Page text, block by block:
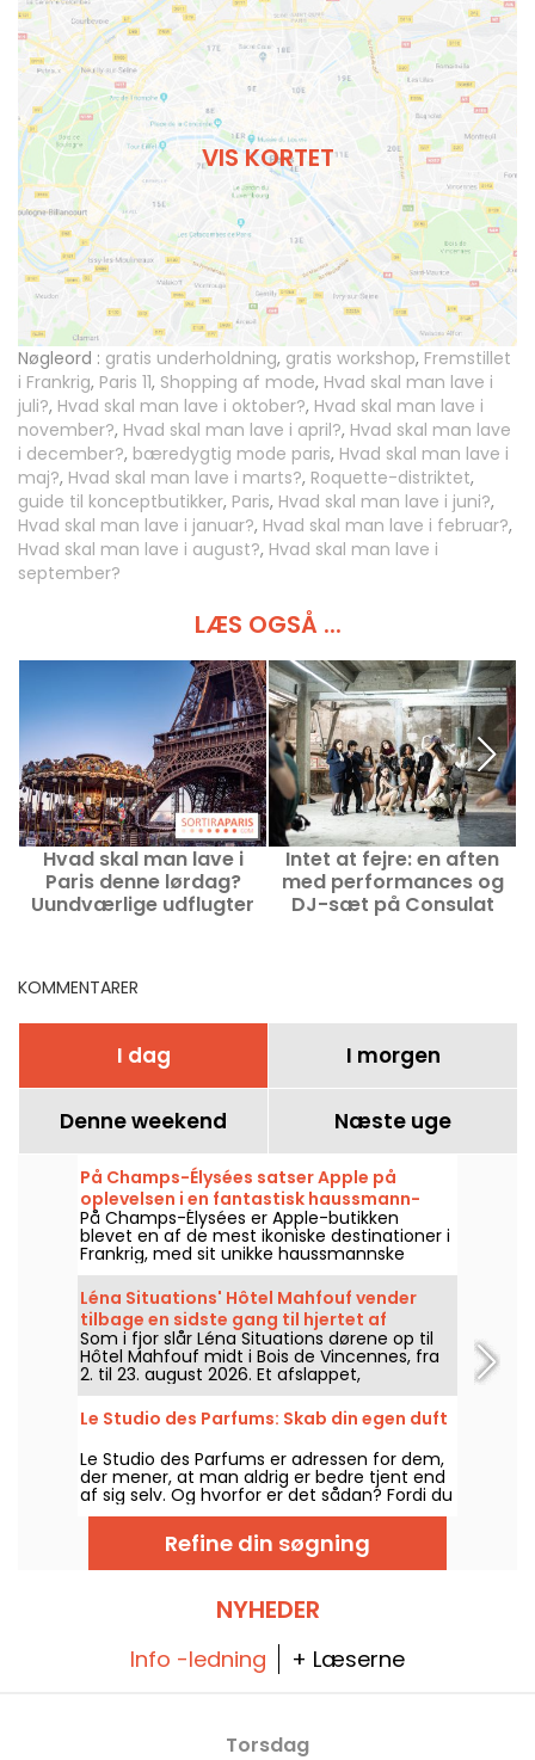
VIS KORTET
Nøgleord : gratis underholdning, gratis workshop, Fremstillet
i Frankrig, Paris 11, Shopping af mode, Hvad skal man lave i
juli?, Hvad skal man lave i oktober?, Hvad skal man lave i
november?, Hvad skal man lave i april?, Hvad skal man lave
i december?, bæredygtig mode paris, Hvad skal man lave i
maj?, Hvad skal man lave i marts?, Roquette-distriktet,
guide til konceptbutikker, Paris, Hvad skal man lave i juni?,
Hvad skal man lave i januar?, Hvad skal man lave i februar?,
Hvad skal man lave i august?, Hvad skal man lave i
september?
LÆS OGSÅ ...
Hvad skal man lave i
Paris denne lørdag?
Uundværlige udflugter
Intet at fejre: en aften
med performances og
DJ-sæt på Consulat
KOMMENTARER
I dag I morgen
Denne weekend Næste uge
På Champs-Élysées satser Apple på
oplevelsen i en fantastisk haussmann-
arkitektonisk ramme
På Champs-Élysées er Apple-butikken
blevet en af de mest ikoniske destinationer i
Frankrig, med sit unikke haussmannske
design og fokus på bæredygtighed, hvilket
glæder de mange trofaste fans.
Léna Situations' Hôtel Mahfouf vender
tilbage en sidste gang til hjertet af
Vincennes-skoven
Som i fjor slår Léna Situations dørene op til
Hôtel Mahfouf midt i Bois de Vincennes, fra
2. til 23. august 2026. Et afslappet,
sommerligt hangout, mellem august-vlogs,
shopping, vegetariske lækkerier og
afslapning – alt sammen med en snert af
Le Studio des Parfums: Skab din egen duft
Le Studio des Parfums er adressen for dem,
der mener, at man aldrig er bedre tjent end
af sig selv. Og hvorfor er det sådan? Fordi du
her kan skabe din egen parfume, kun til dig.
Skørt, ikke sandt?Refine din søgning
NYHEDER
Info -ledning + Læserne
Torsdag